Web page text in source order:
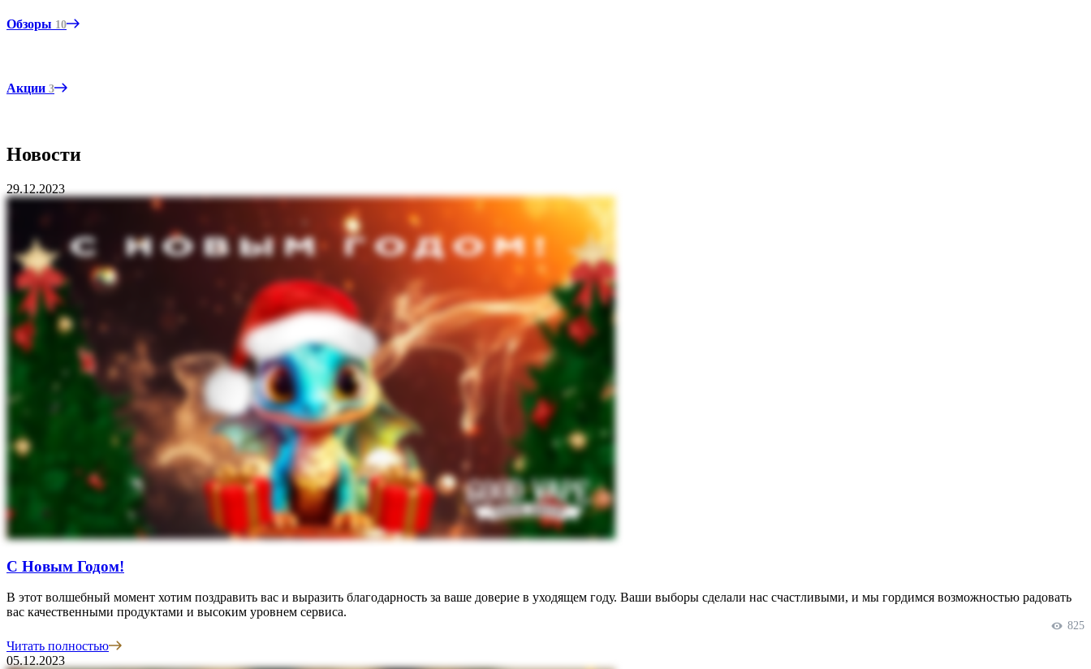
Обзоры 10
Акции 3
Новости
29.12.2023
С Новым Годом!
В этот волшебный момент хотим поздравить вас и выразить благодарность за ваше доверие в уходящем году. Ваши выборы сделали нас счастливыми, и мы гордимся возможностью радовать
вас качественными продуктами и высоким уровнем сервиса.
825
Читать полностью
05.12.2023